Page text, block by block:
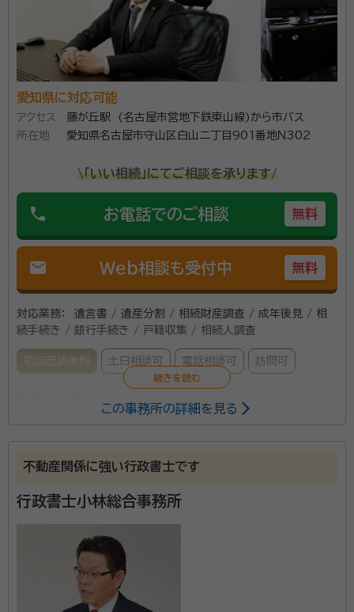
愛知県に対応可能
アクセス
藤が丘駅 (名古屋市営地下鉄東山線)から市バス
所在地
愛知県名古屋市守山区白山二丁目901番地Ｎ302
\「いい相続」にてご相談を承ります/
phone お電話でのご相談 無料
mail Web相談も受付中 無料
対応業務：
遺言書 / 遺産分割 / 相続財産調査 / 成年後見 / 相
続手続き / 銀行手続き / 戸籍収集 / 相続人調査
初回面談無料 土日相談可 電話相談可 訪問可
あの時こうすれば良かったと言うことがないよう、悔い
のない満足・納得・安心できるサービスをご提案します。
行政書士
愛知県行政書士会
この事務所の詳細を見る
不動産関係に強い行政書士です
行政書士小林総合事務所